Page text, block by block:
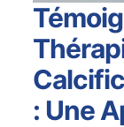
: Une